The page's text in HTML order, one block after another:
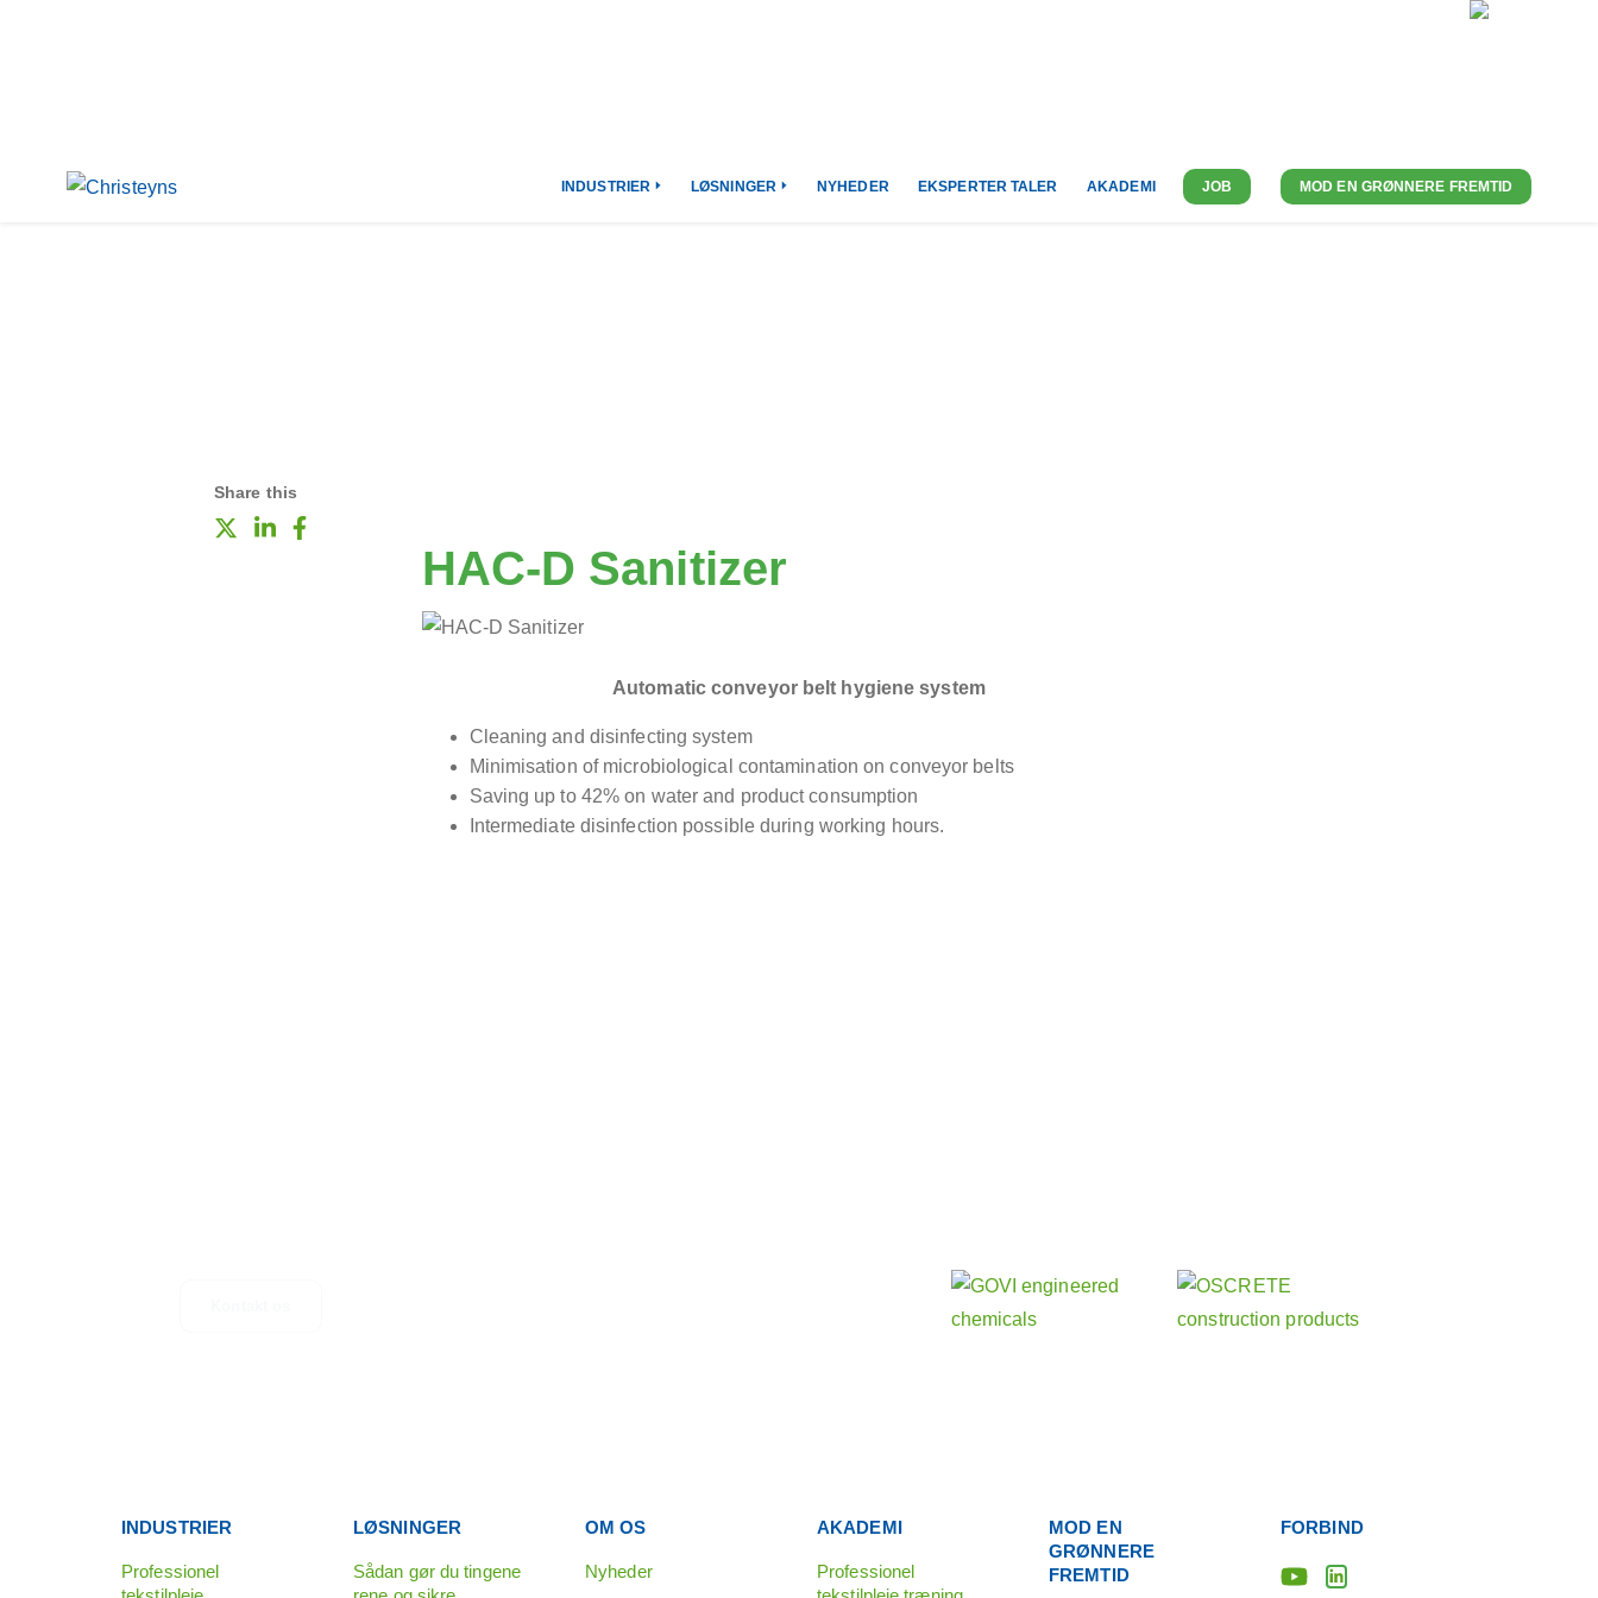
INDUSTRIER LØSNINGER NYHEDER EKSPERTER TALER AKADEMI JOB MOD EN GRØNNERE FREMTID
Share this
HAC-D Sanitizer
Automatic conveyor belt hygiene system
Cleaning and disinfecting system
Minimisation of microbiological contamination on conveyor belts
Saving up to 42% on water and product consumption
Intermediate disinfection possible during working hours.
INDUSTRIER
Professionel
LØSNINGER
Sådan gør du tingene
OM OS
Nyheder
AKADEMI
Professionel
MOD EN
GRØNNERE
FREMTID
FORBIND